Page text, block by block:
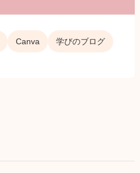
Canva 学びのブログ